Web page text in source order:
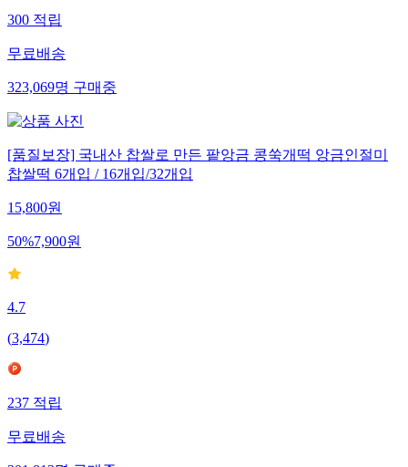
300적립
무료배송
323,069명구매중
[품질보장] 국내산 찹쌀로 만든 팥앙금 콩쑥개떡 앙금인절미
찹쌀떡 6개입 / 16개입/32개입
15,800원
50%7,900원
4.7
(3,474)
237적립
무료배송